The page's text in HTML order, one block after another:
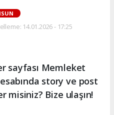
14.01.2026 - 17:25
sayfası Memleket
story ve post
misiniz? Bize ulaşın!